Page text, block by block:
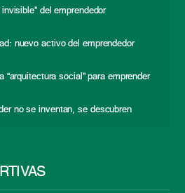
del emprendedor
nuevo activo del emprendedor
“arquitectura social” para emprender
no se inventan, se descubren